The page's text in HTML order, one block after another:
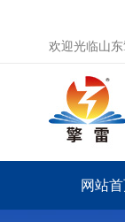
欢迎光临山
网站